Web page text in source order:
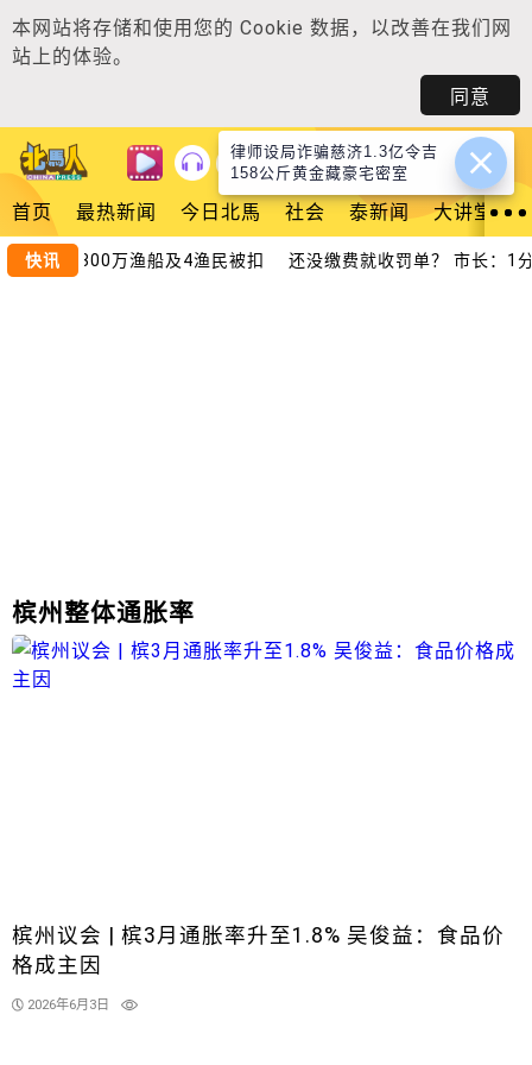
本网站将存储和使用您的 Cookie 数据，以改善在我们网
站上的体验。
同意
登入
首页 最热新闻 今日北馬 社会 泰新闻 大讲堂
快讯
界捕鱼 300万渔船及4渔民被扣 还没缴费就收罚单？ 市长：1
槟州整体通胀率
槟州议会 | 槟3月通胀率升至1.8% 吴俊益：食品价
格成主因
2026年6月3日
律师设局诈骗慈济1.3亿令吉
158公斤黄金藏豪宅密室